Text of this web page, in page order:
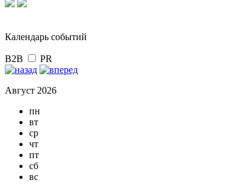
Календарь событий
B2B PR
Август 2026
пн
вт
ср
чт
пт
сб
вс